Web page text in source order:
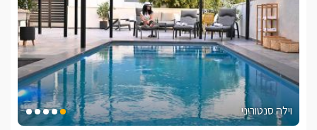
וילה סנטוריני